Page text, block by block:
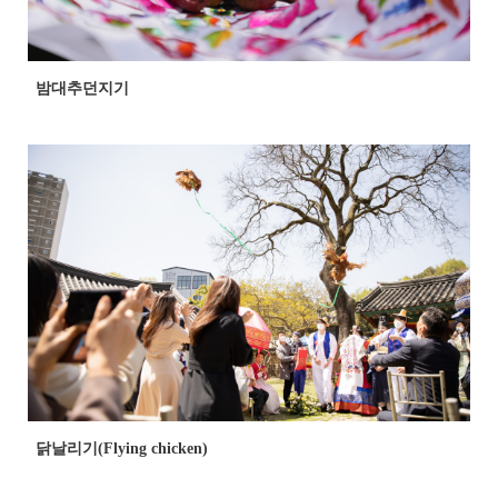
밤대추던지기
닭날리기(Flying chicken)